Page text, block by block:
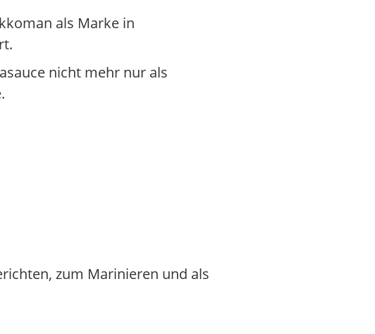
als Marke in
nicht mehr nur als
zum Marinieren und als